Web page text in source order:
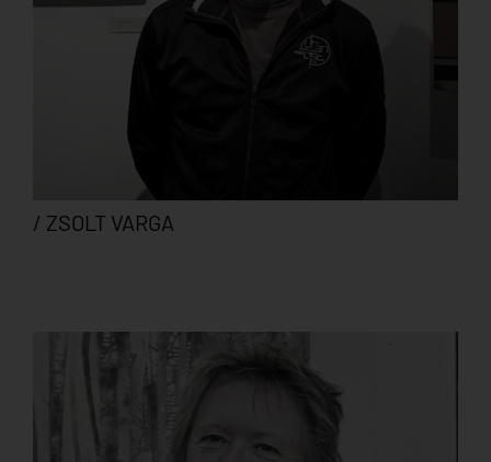
/ ZSOLT VARGA